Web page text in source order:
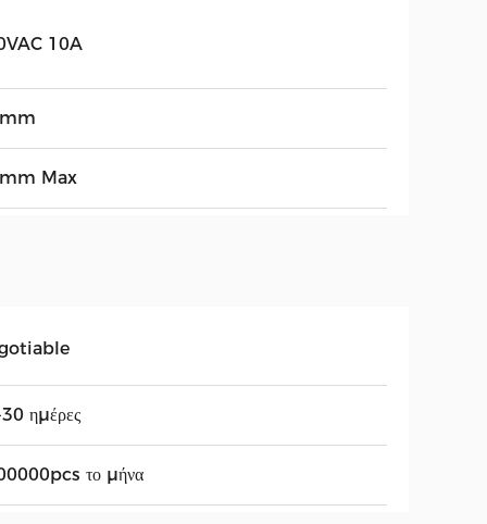
10A
Max
ημέρες
το μήνα